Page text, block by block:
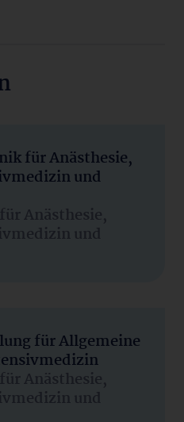
für Anästhesie,
und
Anästhesie,
und
für Allgemeine
Anästhesie,
und